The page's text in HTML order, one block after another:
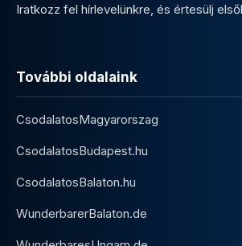
Iratkozz fel hírlevelünkre, és értesülj
További oldalaink
CsodalatosMagyarorszag
CsodalatosBudapest.hu
CsodalatosBalaton.hu
WunderbarerBalaton.de